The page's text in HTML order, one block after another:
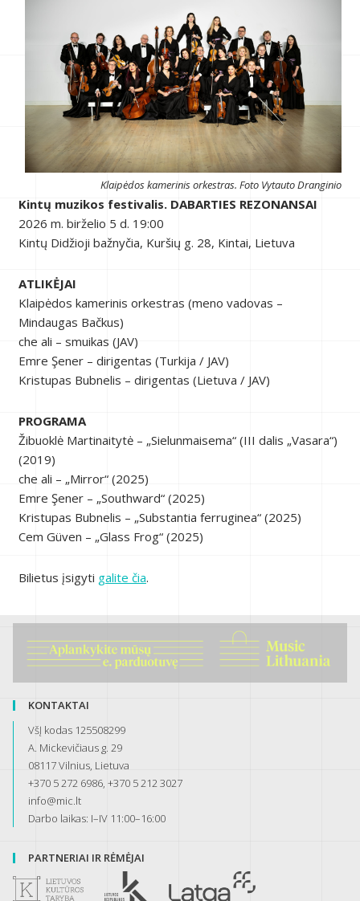
Klaipėdos kamerinis orkestras. Foto Vytauto Dranginio
Kintų muzikos festivalis. DABARTIES REZONANSAI
2026 m. birželio 5 d. 19:00
Kintų Didžioji bažnyčia, Kuršių g. 28, Kintai, Lietuva
ATLIKĖJAI
Klaipėdos kamerinis orkestras (meno vadovas –
Mindaugas Bačkus)
che ali – smuikas (JAV)
Emre Şener – dirigentas (Turkija / JAV)
Kristupas Bubnelis – dirigentas (Lietuva / JAV)
PROGRAMA
Žibuoklė Martinaitytė – „Sielunmaisema“ (III dalis „Vasara“)
(2019)
che ali – „Mirror“ (2025)
Emre Şener – „Southward“ (2025)
Kristupas Bubnelis – „Substantia ferruginea“ (2025)
Cem Güven – „Glass Frog“ (2025)
Bilietus įsigyti galite čia.
KONTAKTAI
VšĮ kodas 125508299
A. Mickevičiaus g. 29
08117 Vilnius, Lietuva
+370 5 272 6986, +370 5 212 3027
info@mic.lt
Darbo laikas: I–IV 11:00–16:00
PARTNERIAI IR RĖMĖJAI